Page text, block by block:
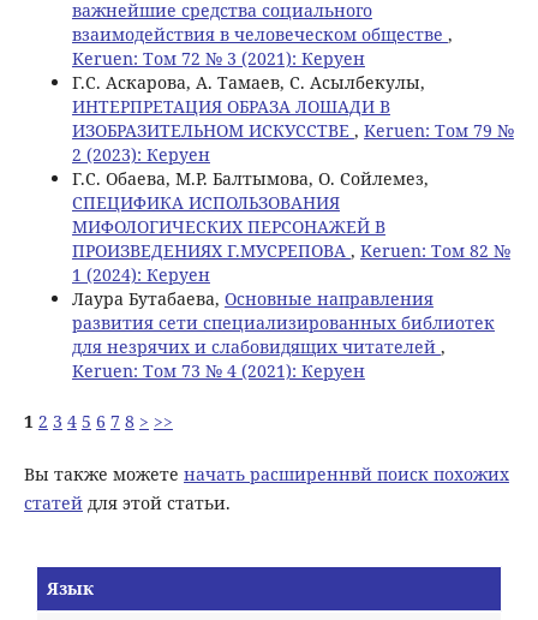
важнейшие средства социального
взаимодействия в человеческом обществе ,
Keruen: Том 72 № 3 (2021): Керуен
Г.С. Аскарова, А. Тамаев, C. Асылбекулы,
ИНТЕРПРЕТАЦИЯ ОБРАЗА ЛОШАДИ В
ИЗОБРАЗИТЕЛЬНОМ ИСКУССТВЕ , Keruen: Том 79 №
2 (2023): Керуен
Г.С. Обаева, М.Р. Балтымова, О. Сойлемез,
СПЕЦИФИКА ИСПОЛЬЗОВАНИЯ
МИФОЛОГИЧЕСКИХ ПЕРСОНАЖЕЙ В
ПРОИЗВЕДЕНИЯХ Г.МУСРЕПОВА , Keruen: Том 82 №
1 (2024): Керуен
Лаура Бутабаева, Основные направления
развития сети специализированных библиотек
для незрячих и слабовидящих читателей ,
Keruen: Том 73 № 4 (2021): Керуен
1 2 3 4 5 6 7 8 > >>
Вы также можете начать расширеннвй поиск похожих
статейдля этой статьи.
Язык